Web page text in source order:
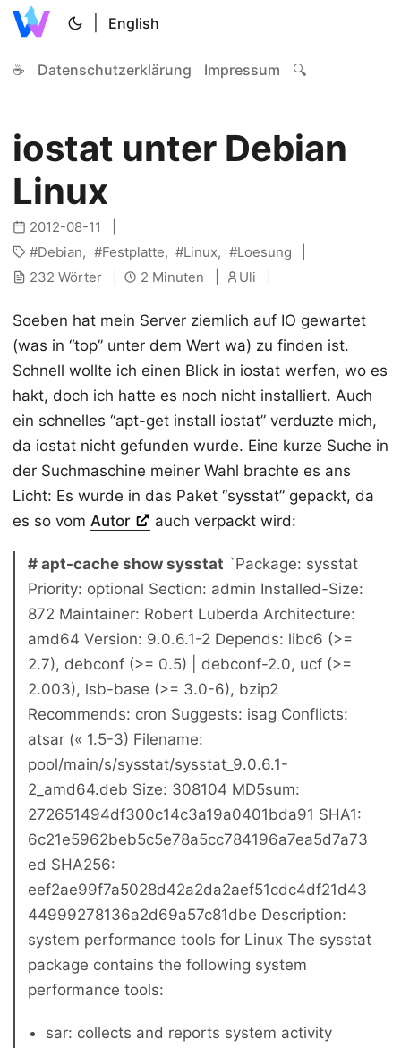
English
☕ Datenschutzerklärung Impressum 🔍
iostat unter Debian
Linux
2012-08-11
Debian
Festplatte Linux
Loesung
232 Wörter
2 Minuten Uli
Soeben hat mein Server ziemlich auf IO gewartet
(was in “top” unter dem Wert wa) zu finden ist.
Schnell wollte ich einen Blick in iostat werfen, wo es
hakt, doch ich hatte es noch nicht installiert. Auch
ein schnelles “apt-get install iostat” verduzte mich,
da iostat nicht gefunden wurde. Eine kurze Suche in
der Suchmaschine meiner Wahl brachte es ans
Licht: Es wurde in das Paket “sysstat” gepackt, da
es so vom Autor auch verpackt wird:
# apt-cache show sysstat `Package: sysstat
Priority: optional Section: admin Installed-Size:
872 Maintainer: Robert Luberda Architecture:
amd64 Version: 9.0.6.1-2 Depends: libc6 (>=
2.7), debconf (>= 0.5) | debconf-2.0, ucf (>=
2.003), lsb-base (>= 3.0-6), bzip2
Recommends: cron Suggests: isag Conflicts:
atsar (« 1.5-3) Filename:
pool/main/s/sysstat/sysstat_9.0.6.1-
2_amd64.deb Size: 308104 MD5sum:
272651494df300c14c3a19a0401bda91 SHA1:
6c21e5962beb5c5e78a5cc784196a7ea5d7a73
ed SHA256:
eef2ae99f7a5028d42a2da2aef51cdc4df21d43
44999278136a2d69a57c81dbe Description:
system performance tools for Linux The sysstat
package contains the following system
performance tools:
sar: collects and reports system activity